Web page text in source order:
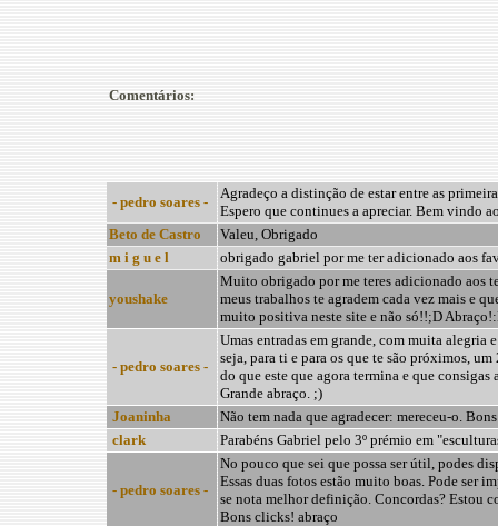
Comentários:
- pedro soares -
Agradeço a distinção de estar entre as
Espero que continues a apreciar. Bem vindo
Beto de Castro
Valeu, Obrigado
m i g u e l
obrigado gabriel por me ter adicionado aos
youshake
Muito obrigado por me teres adicionado aos
meus trabalhos te agradem cada vez mais e
muito positiva neste site e não só!!;D
- pedro soares -
Umas entradas em grande, com muita alegria
seja, para ti e para os que te são próximos,
do que este que agora termina e que consigas
Grande abraço. ;)
Joaninha
Não tem nada que agradecer: mereceu-o.
clark
Parabéns Gabriel pelo 3º prémio em
- pedro soares -
No pouco que sei que possa ser útil, podes
Essas duas fotos estão muito boas. Pode ser
se nota melhor definição. Concordas? Estou
Bons clicks! abraço